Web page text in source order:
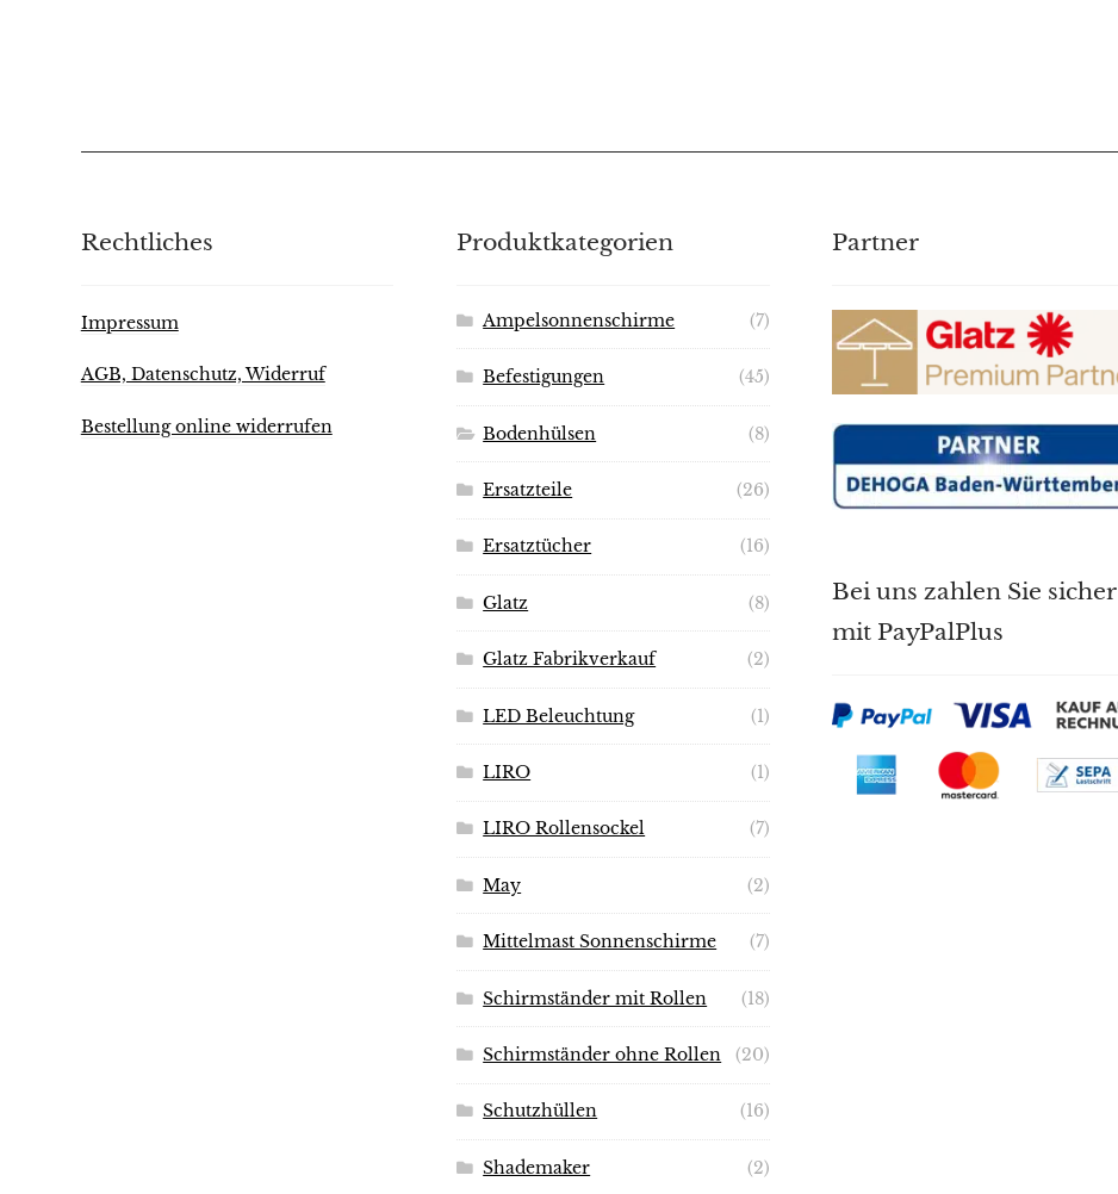
Rechtliches
Impressum
AGB, Datenschutz, Widerruf
Bestellung online widerrufen
Produktkategorien
Ampelsonnenschirme (7)
Befestigungen (45)
Bodenhülsen (8)
Ersatzteile (26)
Ersatztücher (16)
Glatz (8)
Glatz Fabrikverkauf (2)
LED Beleuchtung (1)
LIRO (1)
LIRO Rollensockel (7)
May (2)
Mittelmast Sonnenschirme (7)
Schirmständer mit Rollen (18)
Schirmständer ohne Rollen (20)
Schutzhüllen (16)
Shademaker (2)
Partner
Bei uns zahlen Sie sicher
mit PayPalPlus